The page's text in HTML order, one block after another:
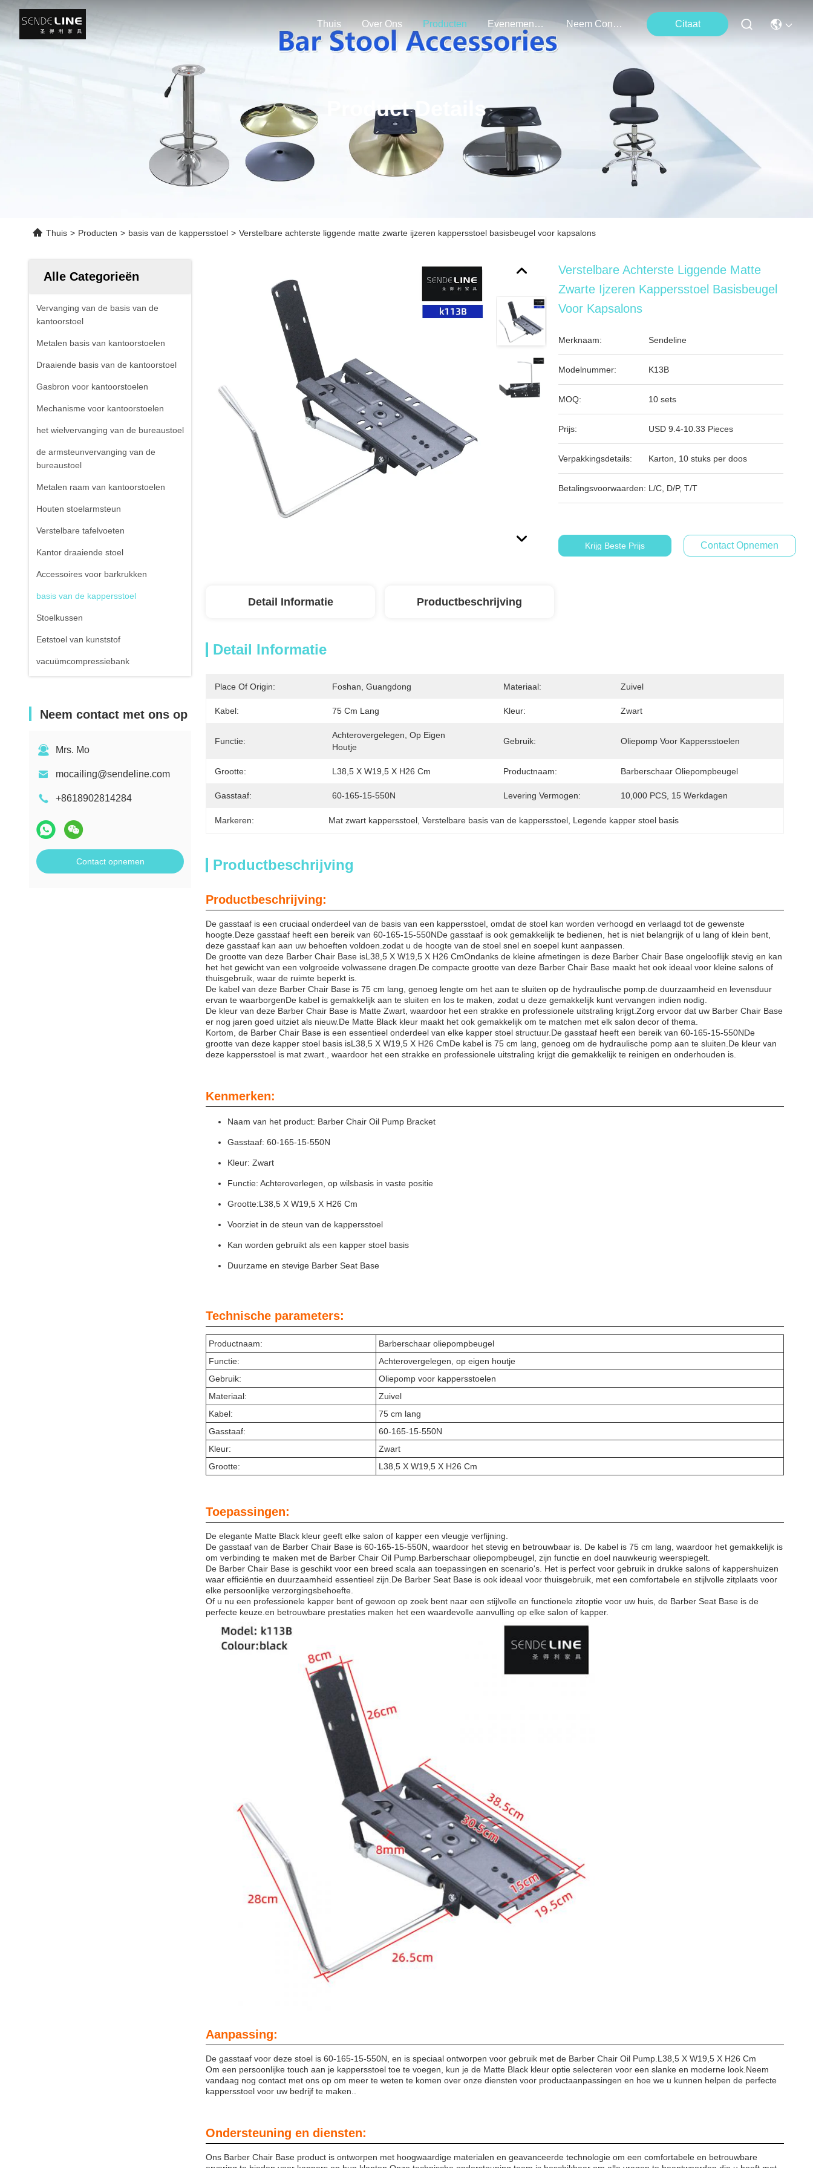
Thuis Over Ons Producten Evenementen Neem Contact Met Ons Op Citaat
Product Details
Thuis > Producten > basis van de kappersstoel > Verstelbare achterste liggende matte zwarte ijzeren kappersstoel basisbeugel voor kapsalons
Alle Categorieën
Vervanging van de basis van de
kantoorstoel
Metalen basis van kantoorstoelen
Draaiende basis van de kantoorstoel
Gasbron voor kantoorstoelen
Mechanisme voor kantoorstoelen
het wielvervanging van de bureaustoel
de armsteunvervanging van de
bureaustoel
Metalen raam van kantoorstoelen
Houten stoelarmsteun
Verstelbare tafelvoeten
Kantor draaiende stoel
Accessoires voor barkrukken
basis van de kappersstoel
Stoelkussen
Eetstoel van kunststof
vacuümcompressiebank
Neem contact met ons op
Mrs. Mo
mocailing@sendeline.com
+8618902814284
Contact opnemen
Verstelbare Achterste Liggende Matte
Zwarte Ijzeren Kappersstoel Basisbeugel
Voor Kapsalons
Merknaam: Sendeline
Modelnummer: K13B
MOQ: 10 sets
Prijs: USD 9.4-10.33 Pieces
Verpakkingsdetails: Karton, 10 stuks per doos
Betalingsvoorwaarden: L/C, D/P, T/T
Krijg Beste Prijs Contact Opnemen
Detail Informatie Productbeschrijving
Detail Informatie
Place Of Origin: Foshan, Guangdong Materiaal: Zuivel
Kabel: 75 Cm Lang Kleur: Zwart
Functie:
Achterovergelegen, Op Eigen
Houtje
Gebruik: Oliepomp Voor Kappersstoelen
Grootte: L38,5 X W19,5 X H26 Cm Productnaam: Barberschaar Oliepompbeugel
Gasstaaf: 60-165-15-550N Levering Vermogen: 10,000 PCS, 15 Werkdagen
Markeren: Mat zwart kappersstoel , Verstelbare basis van de kappersstoel Legende kapper stoel basis
Productbeschrijving
Productbeschrijving:
De gasstaaf is een cruciaal onderdeel van de basis van een kappersstoel, omdat de stoel kan worden verhoogd en verlaagd tot de gewenste
hoogte.Deze gasstaaf heeft een bereik van 60-165-15-550NDe gasstaaf is ook gemakkelijk te bedienen, het is niet belangrijk of u lang of klein bent,
deze gasstaaf kan aan uw behoeften voldoen.zodat u de hoogte van de stoel snel en soepel kunt aanpassen.
De grootte van deze Barber Chair Base isL38,5 X W19,5 X H26 CmOndanks de kleine afmetingen is deze Barber Chair Base ongelooflijk stevig en kan
het het gewicht van een volgroeide volwassene dragen.De compacte grootte van deze Barber Chair Base maakt het ook ideaal voor kleine salons of
thuisgebruik, waar de ruimte beperkt is.
De kabel van deze Barber Chair Base is 75 cm lang, genoeg lengte om het aan te sluiten op de hydraulische pomp.de duurzaamheid en levensduur
ervan te waarborgenDe kabel is gemakkelijk aan te sluiten en los te maken, zodat u deze gemakkelijk kunt vervangen indien nodig.
De kleur van deze Barber Chair Base is Matte Zwart, waardoor het een strakke en professionele uitstraling krijgt.Zorg ervoor dat uw Barber Chair Base
er nog jaren goed uitziet als nieuw.De Matte Black kleur maakt het ook gemakkelijk om te matchen met elk salon decor of thema.
Kortom, de Barber Chair Base is een essentieel onderdeel van elke kapper stoel structuur.De gasstaaf heeft een bereik van 60-165-15-550NDe
grootte van deze kapper stoel basis isL38,5 X W19,5 X H26 CmDe kabel is 75 cm lang, genoeg om de hydraulische pomp aan te sluiten.De kleur van
deze kappersstoel is mat zwart., waardoor het een strakke en professionele uitstraling krijgt die gemakkelijk te reinigen en onderhouden is.
Kenmerken:
Naam van het product: Barber Chair Oil Pump Bracket
Gasstaaf: 60-165-15-550N
Kleur: Zwart
Functie: Achteroverlegen, op wilsbasis in vaste positie
Grootte:L38,5 X W19,5 X H26 Cm
Voorziet in de steun van de kappersstoel
Kan worden gebruikt als een kapper stoel basis
Duurzame en stevige Barber Seat Base
Technische parameters:
Productnaam:
Barberschaar oliepompbeugel
Functie:
Achterovergelegen, op eigen houtje
Gebruik:
Oliepomp voor kappersstoelen
Materiaal:
Zuivel
Kabel:
75 cm lang
Gasstaaf:
60-165-15-550N
Kleur:
Zwart
Grootte:
L38,5 X W19,5 X H26 Cm
Toepassingen:
De elegante Matte Black kleur geeft elke salon of kapper een vleugje verfijning.
De gasstaaf van de Barber Chair Base is 60-165-15-550N, waardoor het stevig en betrouwbaar is. De kabel is 75 cm lang, waardoor het gemakkelijk is
om verbinding te maken met de Barber Chair Oil Pump.Barberschaar oliepompbeugel, zijn functie en doel nauwkeurig weerspiegelt.
De Barber Chair Base is geschikt voor een breed scala aan toepassingen en scenario's. Het is perfect voor gebruik in drukke salons of kappershuizen
waar efficiëntie en duurzaamheid essentieel zijn.De Barber Seat Base is ook ideaal voor thuisgebruik, met een comfortabele en stijlvolle zitplaats voor
elke persoonlijke verzorgingsbehoefte.
Of u nu een professionele kapper bent of gewoon op zoek bent naar een stijlvolle en functionele zitoptie voor uw huis, de Barber Seat Base is de
perfecte keuze.en betrouwbare prestaties maken het een waardevolle aanvulling op elke salon of kapper.
Aanpassing:
De gasstaaf voor deze stoel is 60-165-15-550N, en is speciaal ontworpen voor gebruik met de Barber Chair Oil Pump. L38,5 X W19,5 X H26 Cm
Om een persoonlijke touch aan je kappersstoel toe te voegen, kun je de Matte Black kleur optie selecteren voor een slanke en moderne look.Neem
vandaag nog contact met ons op om meer te weten te komen over onze diensten voor productaanpassingen en hoe we u kunnen helpen de perfecte
kappersstoel voor uw bedrijf te maken..
Ondersteuning en diensten:
Ons Barber Chair Base product is ontworpen met hoogwaardige materialen en geavanceerde technologie om een comfortabele en betrouwbare